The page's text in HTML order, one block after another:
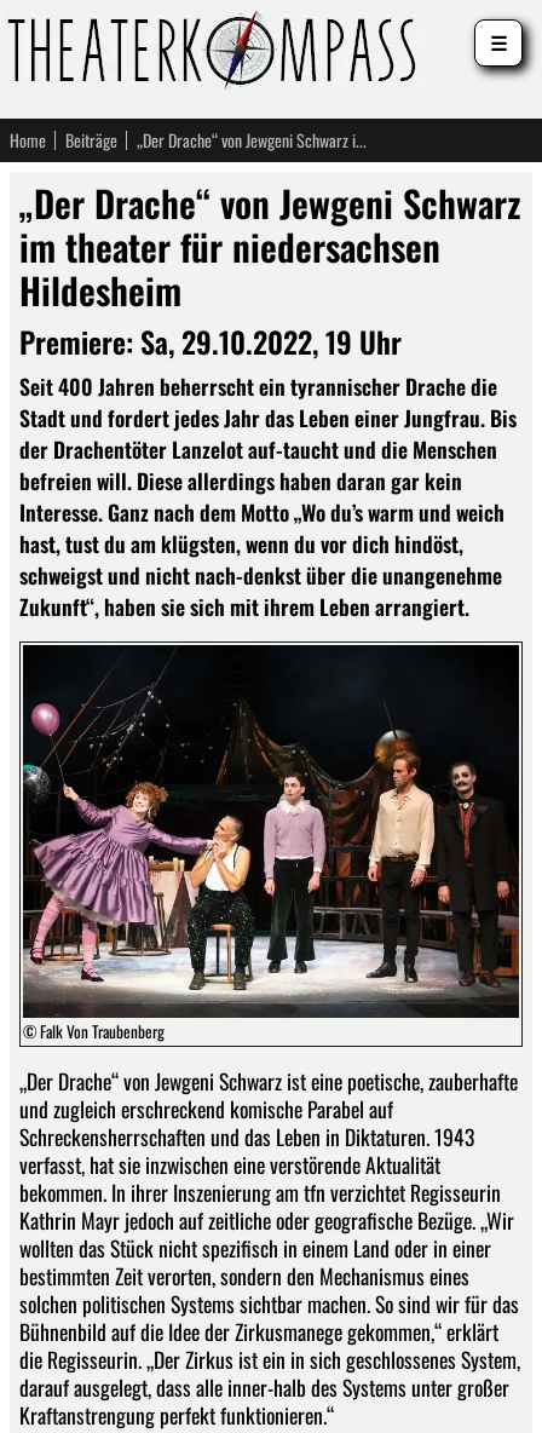
Home Beiträge „Der Drache“ von Jewgeni Schwarz im theater für niedersachsen Hildesheim
„Der Drache“ von Jewgeni Schwarz
im theater für niedersachsen
Hildesheim
Premiere: Sa, 29.10.2022, 19 Uhr
Seit 400 Jahren beherrscht ein tyrannischer Drache die
Stadt und fordert jedes Jahr das Leben einer Jungfrau. Bis
der Drachentöter Lanzelot auf-taucht und die Menschen
befreien will. Diese allerdings haben daran gar kein
Interesse. Ganz nach dem Motto „Wo du’s warm und weich
hast, tust du am klügsten, wenn du vor dich hindöst,
schweigst und nicht nach-denkst über die unangenehme
Zukunft“, haben sie sich mit ihrem Leben arrangiert.
© Falk Von Traubenberg
„Der Drache“ von Jewgeni Schwarz ist eine poetische, zauberhafte
und zugleich erschreckend komische Parabel auf
Schreckensherrschaften und das Leben in Diktaturen. 1943
verfasst, hat sie inzwischen eine verstörende Aktualität
bekommen. In ihrer Inszenierung am tfn verzichtet Regisseurin
Kathrin Mayr jedoch auf zeitliche oder geografische Bezüge. „Wir
wollten das Stück nicht spezifisch in einem Land oder in einer
bestimmten Zeit verorten, sondern den Mechanismus eines
solchen politischen Systems sichtbar machen. So sind wir für das
Bühnenbild auf die Idee der Zirkusmanege gekommen,“ erklärt
die Regisseurin. „Der Zirkus ist ein in sich geschlossenes System,
darauf ausgelegt, dass alle inner-halb des Systems unter großer
Kraftanstrengung perfekt funktionieren.“
☰